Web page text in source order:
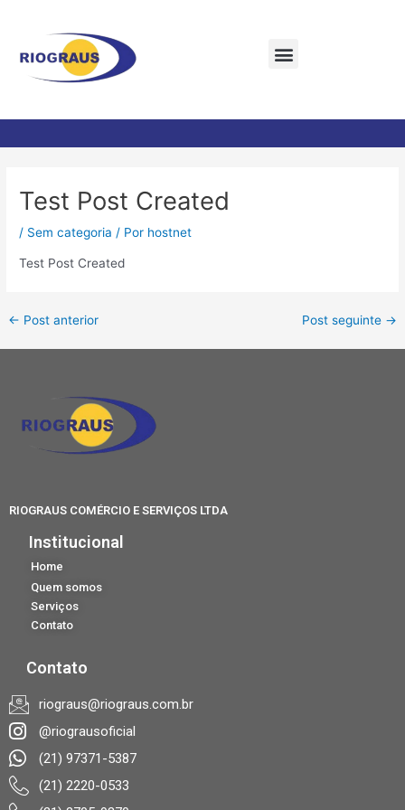
Test Post Created
/ Sem categoria / Por hostnet
Test Post Created
← Post anterior Post seguinte →
RIOGRAUS COMÉRCIO E SERVIÇOS LTDA
Institucional
Home
Quem somos
Serviços
Contato
Contato
riograus@riograus.com.br
@riograusoficial
(21) 97371-5387
(21) 2220-0533